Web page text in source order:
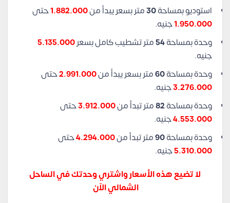
استوديو بمساحة30متر بسعر يبدأ من
حتى
1.950.000جنيه.
وحدة بمساحة54متر تشطيب كامل بسعر5.135.000
جنيه.
وحدة بمساحة60متر بسعر يبدأ من2.991.000حتى
3.276.000جنيه.
وحدة بمساحة82متر تبدأ من3.912.000حتى
4.553.000جنيه.
وحدة بمساحة90متر تبدأ من4.294.000حتى
5.310.000جنيه.
لا تضيع هذه الأسعار واشتري وحدتك في الساحل
الشمالي الآن